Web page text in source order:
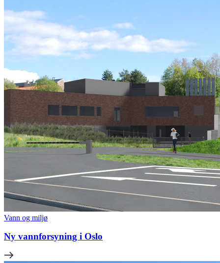
Vann og miljø
Ny vannforsyning i Oslo